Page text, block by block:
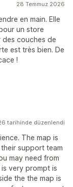
28 Temmuz 2026
en main. Elle
un store
des couches de
est très bien. De
!
tarihinde düzenlendi
The map is
support team
may need from
very prompt is
the the map is